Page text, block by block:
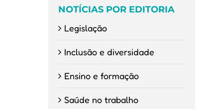
NOTÍCIAS POR EDITORIA
Legislação
Inclusão e diversidade
Ensino e formação
Saúde no trabalho